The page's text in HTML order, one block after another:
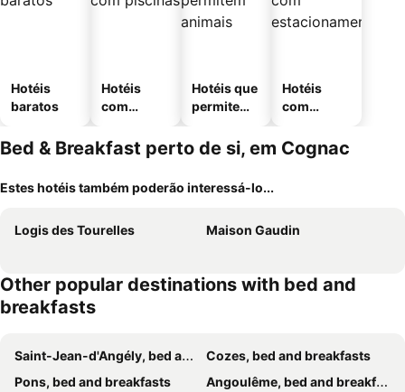
Hotéis
baratos
Hotéis
com
Hotéis que
permitem
Hotéis
com
mento
Bed & Breakfast perto de si, em Cognac
Estes hotéis também poderão interessá-lo...
Logis des Tourelles Maison Gaudin
Other popular destinations with bed and
breakfasts
Saint-Jean-d'Angély, bed and breakfasts
Cozes, bed and breakfasts
Pons, bed and breakfasts
Angoulême, bed and breakfasts